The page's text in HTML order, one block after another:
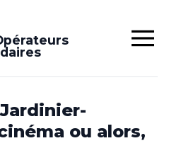
ou alors,